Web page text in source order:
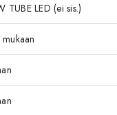
TUBE LED (ei sis.)